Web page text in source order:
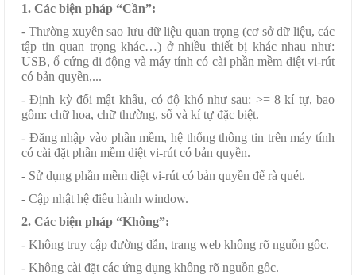
1. Các biện pháp “Cần”:
- Thường xuyên sao lưu dữ liệu quan trọng (cơ sở dữ liệu, các
tập tin quan trọng khác…) ở nhiều thiết bị khác nhau như:
USB, ổ cứng di động và máy tính có cài phần mềm diệt vi-rút
có bản quyền,...
- Định kỳ đổi mật khẩu, có độ khó như sau: >= 8 kí tự, bao
gồm: chữ hoa, chữ thường, số và kí tự đặc biệt.
- Đăng nhập vào phần mềm, hệ thống thông tin trên máy tính
có cài đặt phần mềm diệt vi-rút có bản quyền.
- Sử dụng phần mềm diệt vi-rút có bản quyền để rà quét.
- Cập nhật hệ điều hành window.
2. Các biện pháp “Không”:
- Không truy cập đường dẫn, trang web không rõ nguồn gốc.
- Không cài đặt các ứng dụng không rõ nguồn gốc.